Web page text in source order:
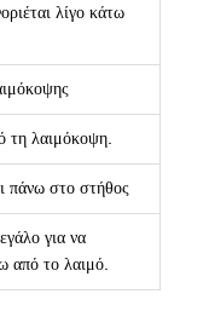
λίγο κάτω
τη λαιμόκοψη.
πάνω στο στήθος
για να
από το λαιμό.